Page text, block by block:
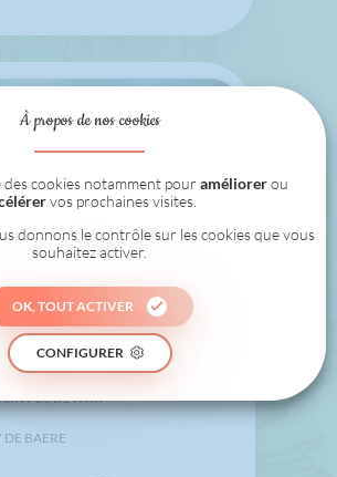
Beveren-Kruibeke-
Zwijndrecht
SINT-LODEWIJK
DE BAERE
À propos de nos cookies
cookies notamment pour améliorerou
vos prochaines visites.
donnons le contrôle sur les cookies que vous
souhaitez activer.
OK, TOUT ACTIVER
CONFIGURER